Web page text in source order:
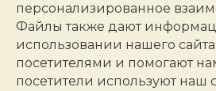
персонализированное
Файлы также дают
использовании нашего
посетителями и помогают
посетители используют наш